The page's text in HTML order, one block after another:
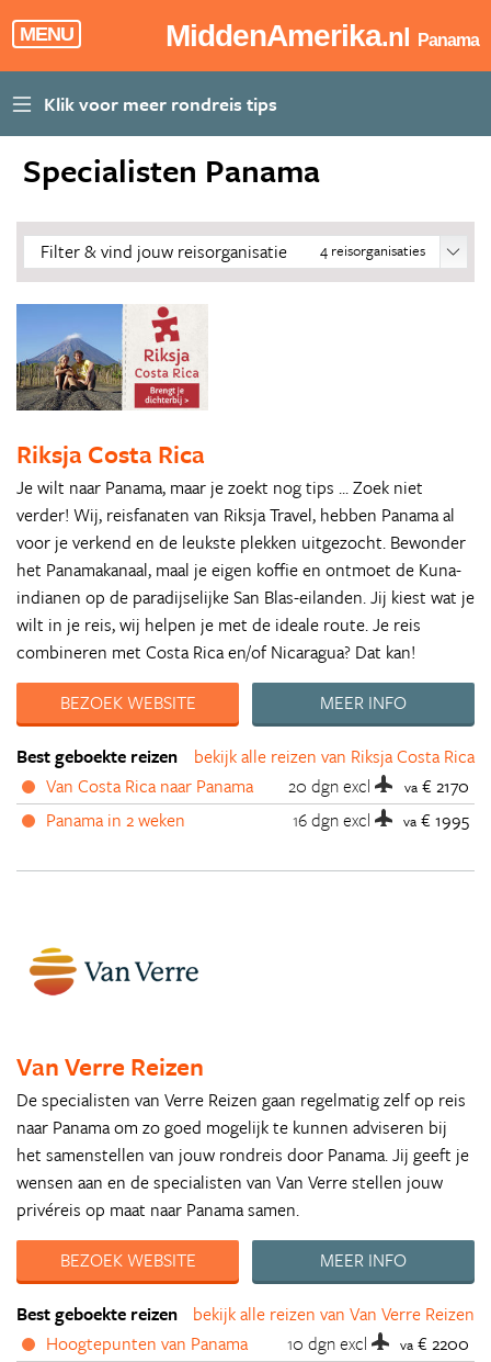
MENU MiddenAmerika.nl Panama
Specialisten Panama
4 reisorganisaties
Filter & vind jouw reisorganisatie
Riksja Costa Rica
Je wilt naar Panama, maar je zoekt nog tips ... Zoek niet
verder! Wij, reisfanaten van Riksja Travel, hebben Panama al
voor je verkend en de leukste plekken uitgezocht. Bewonder
het Panamakanaal, maal je eigen koffie en ontmoet de Kuna-
indianen op de paradijselijke San Blas-eilanden. Jij kiest wat je
wilt in je reis, wij helpen je met de ideale route. Je reis
combineren met Costa Rica en/of Nicaragua? Dat kan!
BEZOEK WEBSITE
MEER INFO
bekijk alle reizen van Riksja Costa Rica
Best geboekte reizen
Van Costa Rica naar Panama
20 dgnexcl va € 2170
Panama in 2 weken
16 dgnexcl va € 1995
Van Verre Reizen
De specialisten van Verre Reizen gaan regelmatig zelf op reis
naar Panama om zo goed mogelijk te kunnen adviseren bij
het samenstellen van jouw rondreis door Panama. Jij geeft je
wensen aan en de specialisten van Van Verre stellen jouw
privéreis op maat naar Panama samen.
BEZOEK WEBSITE
MEER INFO
bekijk alle reizen van Van Verre Reizen
Best geboekte reizen
Hoogtepunten van Panama
10 dgnexcl va € 2200